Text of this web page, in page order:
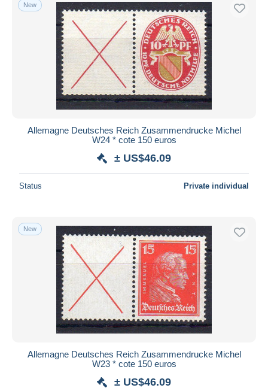
New
Allemagne Deutsches Reich Zusammendrucke Michel
W24 * cote 150 euros
± US$46.09
Status Private individual
New
Allemagne Deutsches Reich Zusammendrucke Michel
W23 * cote 150 euros
± US$46.09